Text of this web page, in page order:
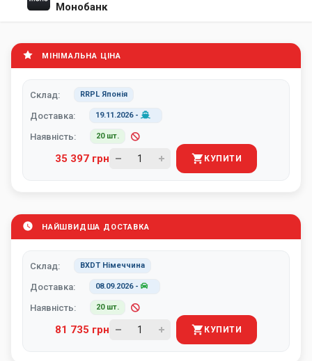
Монобанк
МІНІМАЛЬНА ЦІНА
Склад: RRPL Японія
Доставка: 19.11.2026-
Наявність: 20 шт.
35 397 грн КУПИТИ
НАЙШВИДША ДОСТАВКА
Склад: BXDT Німеччина
Доставка: 08.09.2026-
Наявність: 20 шт.
81 735 грн КУПИТИ